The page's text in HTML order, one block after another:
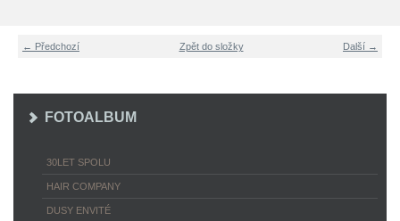
← Předchozí Další →
Zpět do složky
FOTOALBUM
30LET SPOLU
HAIR COMPANY
DUSY ENVITÉ